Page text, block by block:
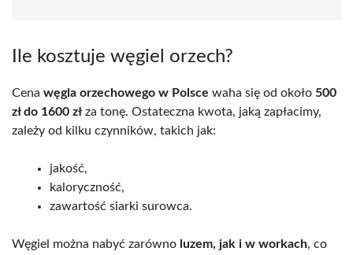
Ile kosztuje węgiel orzech?
Cena węgla orzechowego w Polsce waha się od około 500
zł do 1600 zł za tonę. Ostateczna kwota, jaką zapłacimy,
zależy od kilku czynników, takich jak:
jakość,
kaloryczność,
zawartość siarki surowca.
Węgiel można nabyć zarówno luzem, jak i w workach, co